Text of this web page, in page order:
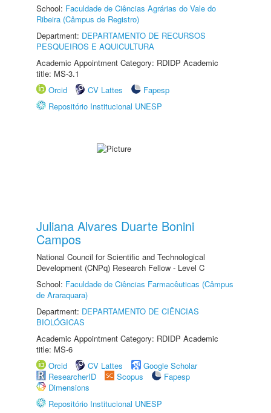
School: Faculdade de Ciências Agrárias do Vale do
Ribeira (Câmpus de Registro)
Department: DEPARTAMENTO DE RECURSOS
PESQUEIROS E AQUICULTURA
Academic Appointment Category: RDIDP Academic
title: MS-3.1
Orcid
CV Lattes
Fapesp
Repositório Institucional UNESP
Juliana Alvares Duarte Bonini
Campos
National Council for Scientific and Technological
Development (CNPq) Research Fellow - Level C
School: Faculdade de Ciências Farmacêuticas (Câmpus
de Araraquara)
Department: DEPARTAMENTO DE CIÊNCIAS
BIOLÓGICAS
Academic Appointment Category: RDIDP Academic
title: MS-6
Orcid
CV Lattes
Google Scholar
ResearcherID
Scopus
Fapesp
Dimensions
Repositório Institucional UNESP